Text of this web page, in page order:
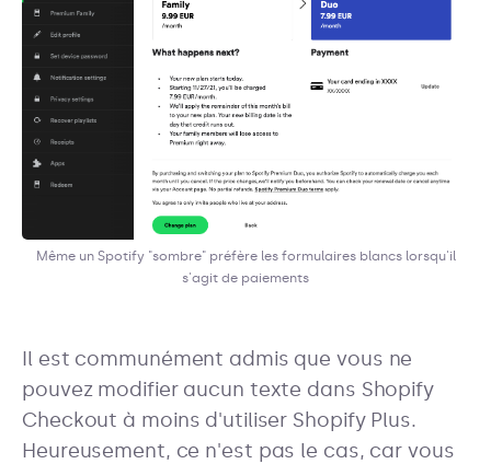
Même un Spotify "sombre" préfère les formulaires blancs lorsqu'il
s'agit de paiements
Il est communément admis que vous ne
pouvez modifier aucun texte dans Shopify
Checkout à moins d'utiliser Shopify Plus.
Heureusement, ce n'est pas le cas, car vous